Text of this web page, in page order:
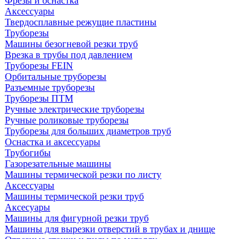
Аксессуары
Твердосплавные режущие пластины
Труборезы
Машины безогневой резки труб
Врезка в трубы под давлением
Труборезы FEIN
Орбитальные труборезы
Разъемные труборезы
Труборезы ПТМ
Ручные электрические труборезы
Ручные роликовые труборезы
Труборезы для больших диаметров труб
Оснастка и аксессуары
Трубогибы
Газорезательные машины
Машины термической резки по листу
Аксессуары
Машины термической резки труб
Аксесуары
Машины для фигурной резки труб
Машины для вырезки отверстий в трубах и днище